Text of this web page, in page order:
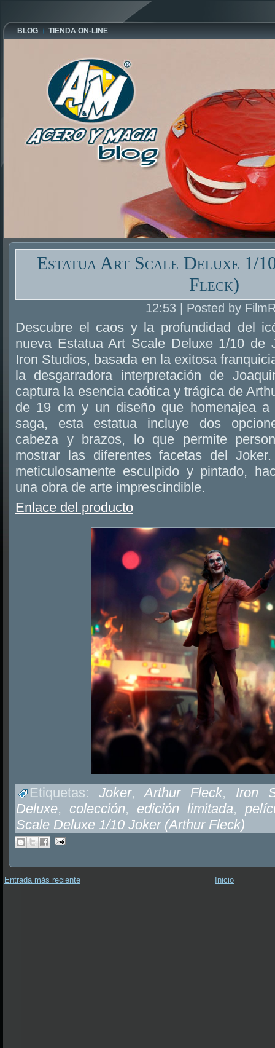
BLOG TIENDA ON-LINE
Estatua Art Scale Deluxe 1/
Fleck)
12:53 | Posted by
Descubre el caos y la profundidad del
nueva Estatua Art Scale Deluxe 1/10 de
Iron Studios, basada en la exitosa
la desgarradora interpretación de
captura la esencia caótica y trágica de
de 19 cm y un diseño que homenajea
saga, esta estatua incluye dos
cabeza y brazos, lo que permite
mostrar las diferentes facetas del
meticulosamente esculpido y pintado,
una obra de arte imprescindible.
Enlace del producto
Etiquetas: Joker,Arthur Fleck, Iron
Deluxe, colección, edición limitada,
Scale Deluxe 1/10 Joker (Arthur Fleck)
Entrada más reciente Inicio